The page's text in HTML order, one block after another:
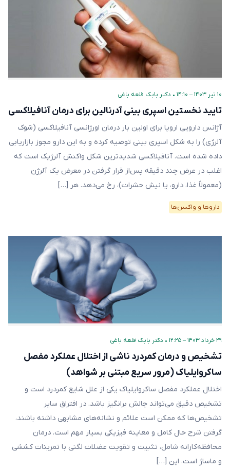
۱۰ تیر ۱۴۰۳ – ۱۴:۱۰ • دکتر بابک قلعه‌ باغی
تایید نخستین اسپری بینی آدرنالین برای درمان آنافیلاکسی
آژانس دارویی اروپا برای اولین بار درمان اورژانسی آنافیلاکسی (شوک
آلرژی) را به شکل اسپری بینی توصیه کرده و به این دارو مجوز بازاریابی
داده شده است. آنافیلاکسی شدیدترین شکل واکنش آلرژیک است که
اغلب در عرض چند دقیقه پس‌از قرار گرفتن در معرض یک آلرژن
(معمولاً غذا، دارو، یا نیش حشرات)، رخ می‌دهد. هر […]
دارو‌ها و واکسن‌ها
۲۹ خرداد ۱۴۰۳ – ۱۲:۲۵ • دکتر بابک قلعه‌ باغی
تشخیص و درمان کمردرد ناشی از اختلال عملکرد مفصل
ساکروایلیاک (مرور سریع مبتنی بر شواهد)
اختلال عملکرد مفصل ساکروایلیاک یکی از علل شایع کمردرد است و
تشخیص دقیق می‌تواند چالش برانگیز باشد. در افتراق سایر
تشخیص‌ها که ممکن است علائم و نشانه‌های مشابهی داشته باشند،
گرفتن شرح حال کامل و معاینه فیزیکی بسیار مهم است. درمان
محافظه‌کارانه شامل، تثبیت و تقویت عضلات لگنی با تمرینات کششی
و ماساژ است. این […]